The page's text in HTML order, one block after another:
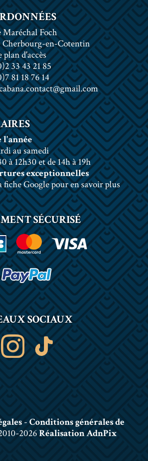
Maréchal Foch
Cherbourg-en-Cotentin
plan d'accès
33 43 21 85
81 18 76 14
l'année
au samedi
à 12h30 et de 14h à 19h
exceptionnelles
fiche Google pour en savoir plus
SÉCURISÉ
SOCIAUX
- Conditions générales de
2026Réalisation AdnPix